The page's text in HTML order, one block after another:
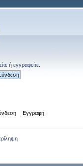
ή εγγραφείτε
Εγγραφή